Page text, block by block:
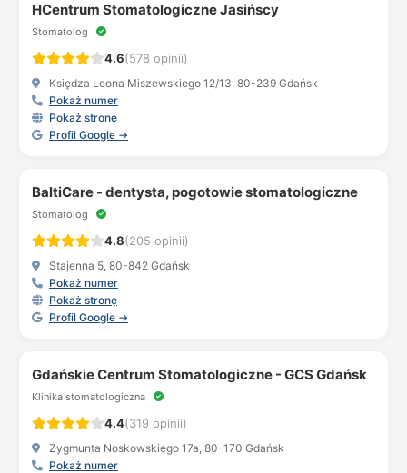
HCentrum Stomatologiczne Jasińscy
Stomatolog
4.6(578 opinii)
Księdza Leona Miszewskiego 12/13, 80-239 Gdańsk
Pokaż numer
Pokaż stronę
Profil Google →
BaltiCare - dentysta, pogotowie stomatologiczne
Stomatolog
4.8(205 opinii)
Stajenna 5, 80-842 Gdańsk
Pokaż numer
Pokaż stronę
Profil Google →
Gdańskie Centrum Stomatologiczne - GCS Gdańsk
Klinika stomatologiczna
4.4(319 opinii)
Zygmunta Noskowskiego 17a, 80-170 Gdańsk
Pokaż numer